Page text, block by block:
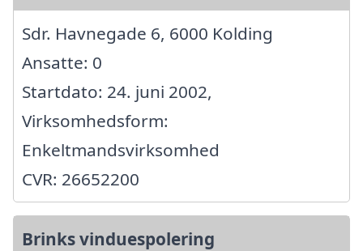
Sdr. Havnegade 6, 6000 Kolding
Ansatte: 0
Startdato: 24. juni 2002,
Virksomhedsform:
Enkeltmandsvirksomhed
CVR: 26652200
Brinks vinduespolering